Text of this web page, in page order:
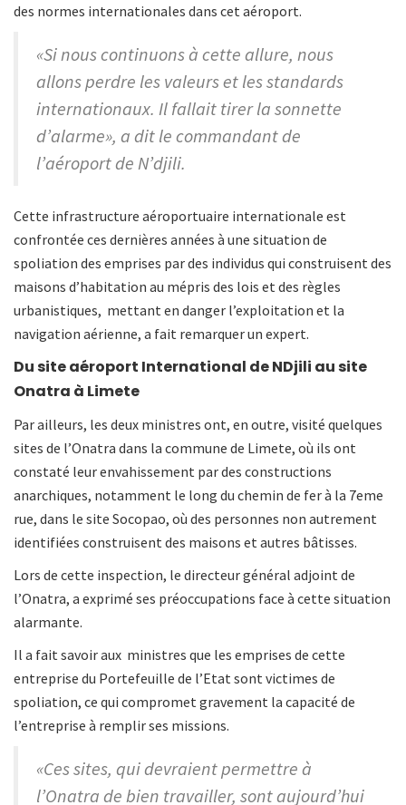
des normes internationales dans cet aéroport.
«Si nous continuons à cette allure, nous
allons perdre les valeurs et les standards
internationaux. Il fallait tirer la sonnette
d’alarme», a dit le commandant de
l’aéroport de N’djili.
Cette infrastructure aéroportuaire internationale est
confrontée ces dernières années à une situation de
spoliation des emprises par des individus qui construisent des
maisons d’habitation au mépris des lois et des règles
urbanistiques, mettant en danger l’exploitation et la
navigation aérienne, a fait remarquer un expert.
Du site aéroport International de NDjili au site
Onatra à Limete
Par ailleurs, les deux ministres ont, en outre, visité quelques
sites de l’Onatra dans la commune de Limete, où ils ont
constaté leur envahissement par des constructions
anarchiques, notamment le long du chemin de fer à la 7eme
rue, dans le site Socopao, où des personnes non autrement
identifiées construisent des maisons et autres bâtisses.
Lors de cette inspection, le directeur général adjoint de
l’Onatra, a exprimé ses préoccupations face à cette situation
alarmante.
Il a fait savoir aux ministres que les emprises de cette
entreprise du Portefeuille de l’Etat sont victimes de
spoliation, ce qui compromet gravement la capacité de
l’entreprise à remplir ses missions.
«Ces sites, qui devraient permettre à
l’Onatra de bien travailler, sont aujourd’hui